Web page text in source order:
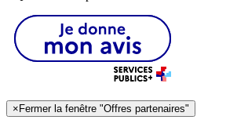
×Fermer la fenêtre "Offres partenaires"